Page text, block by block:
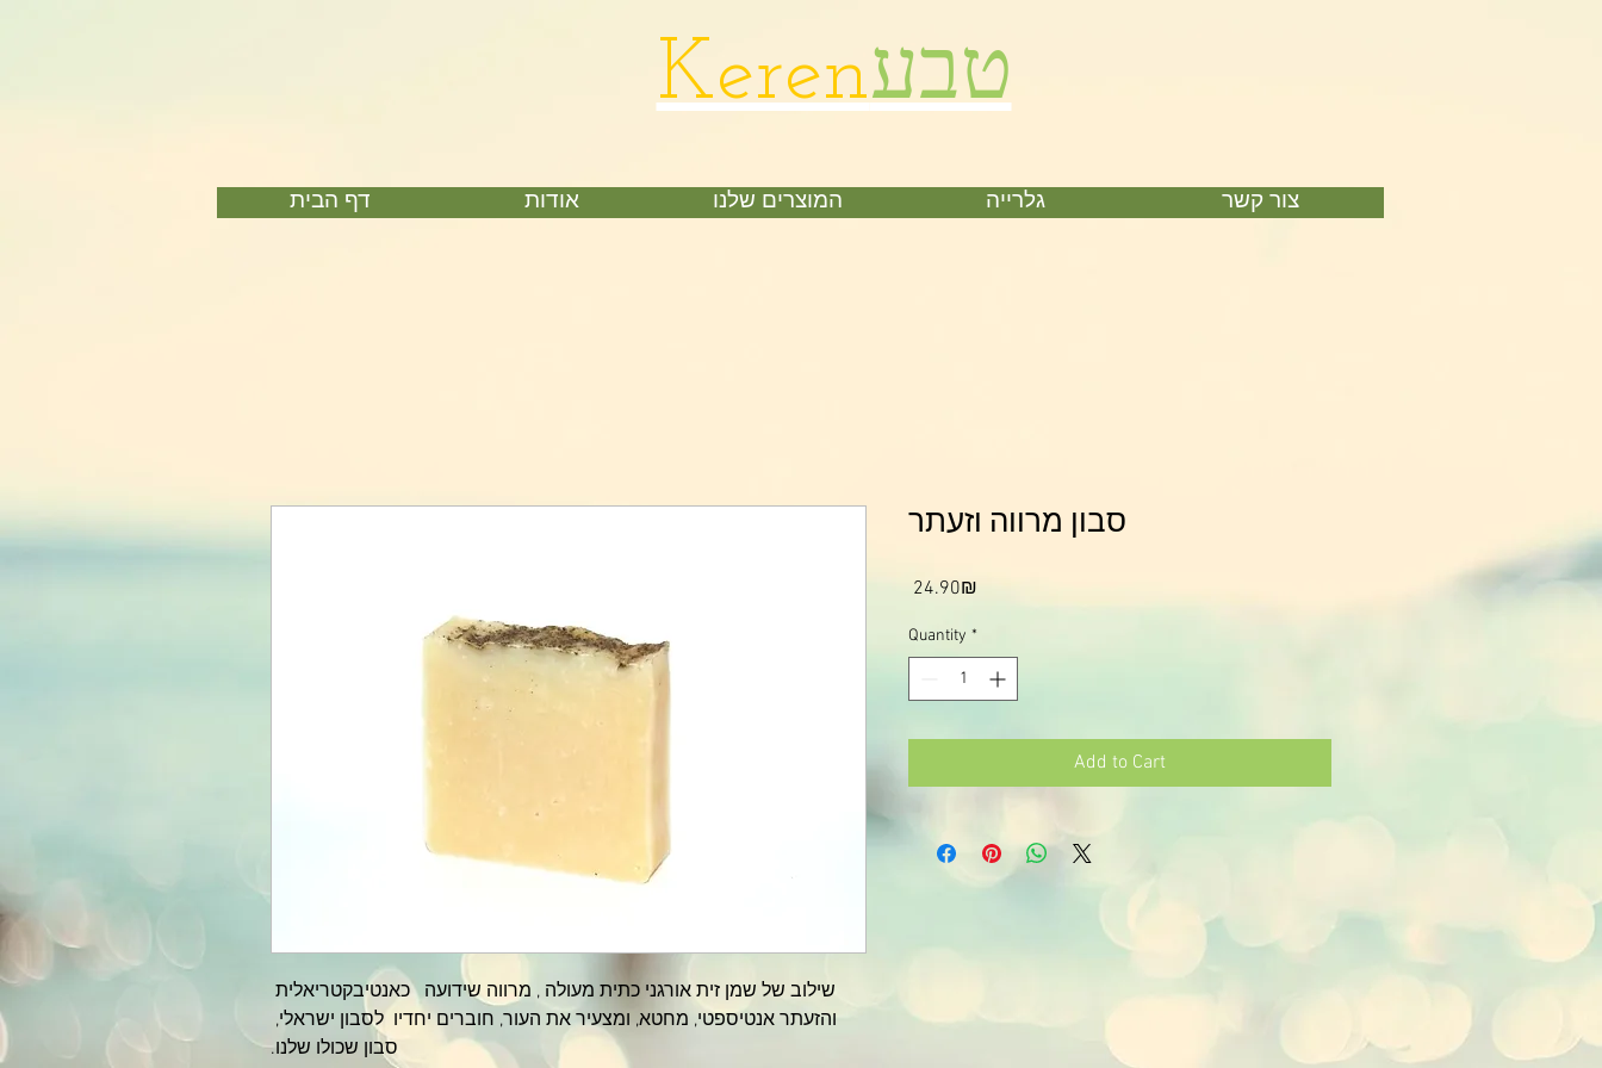
Kerenטבע
דף הבית אודות המוצרים שלנו גלרייה צור קשר
שילוב של שמן זית אורגני כתית מעולה , מרווה שידועה   כאנטיבקטריאלית
והזעתר אנטיספטי, מחטא, ומצעיר את העור, חוברים יחדיו  לסבון ישראלי,
סבון שכולו שלנו.
סבון מרווה וזעתר
‏24.90 ‏₪
Quantity *
Add to Cart